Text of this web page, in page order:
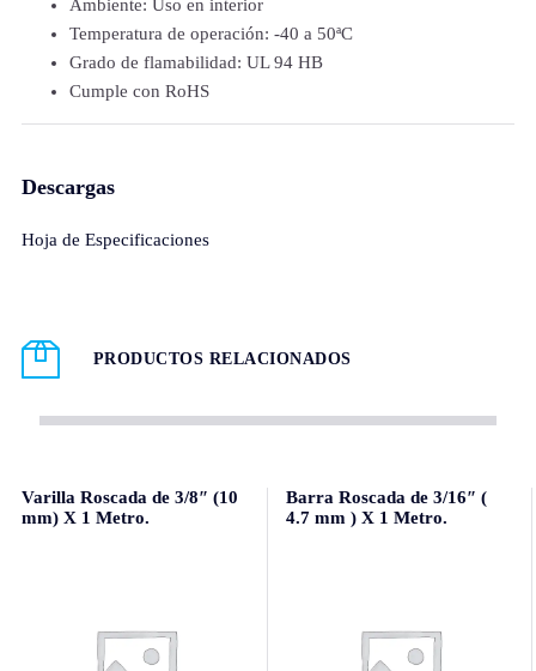
Ambiente: Uso en interior
Temperatura de operación: -40 a 50ªC
Grado de flamabilidad: UL 94 HB
Cumple con RoHS
Descargas
Hoja de Especificaciones
PRODUCTOS RELACIONADOS
Varilla Roscada de 3/8″ (10
mm) X 1 Metro.
Barra Roscada de 3/16″ (
4.7 mm ) X 1 Metro.